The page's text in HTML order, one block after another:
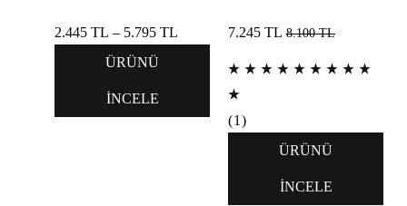
2.445 TL – 5.795 TL
ÜRÜNÜ
İNCELE
7.245 TL 8.100TL
(1 )
ÜRÜNÜ
İNCELE